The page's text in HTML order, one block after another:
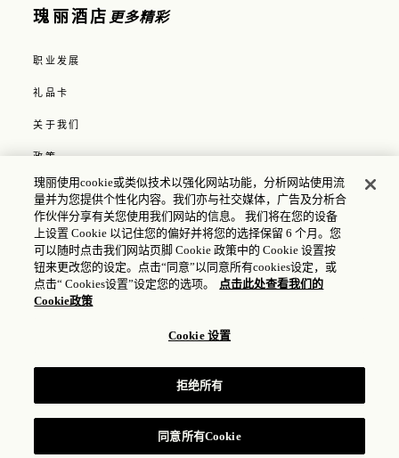
瑰丽酒店更多精彩
职业发展
礼品卡
关于我们
政策
COOKIE 政策
媒体
隐私政策
辅助使用政策
ICP 许可证号：17035714
案号：31010102004896
瑰丽使用cookie或类似技术以强化网站功能，分析网站使用流
量并为您提供个性化内容。我们亦与社交媒体，广告及分析合
作伙伴分享有关您使用我们网站的信息。 我们将在您的设备
上设置 Cookie 以记住您的偏好并将您的选择保留 6 个月。您
可以随时点击我们网站页脚 Cookie 政策中的 Cookie 设置按
钮来更改您的设定。点击“同意”以同意所有cookies设定，或
点击“ Cookies设置”设定您的选项。
点击此处查看我们的
Cookie政策
Cookie 设置
拒绝所有
同意所有Cookie